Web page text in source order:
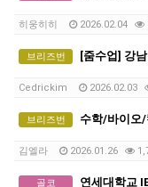
히웅히히 2026.02.04
브리즈번 [줌수업] 강남 1등 학원 출신
Cedrickim 2026.02.03
브리즈번 수학/바이오
김엘라 2026.01.26
골코 연세대학교